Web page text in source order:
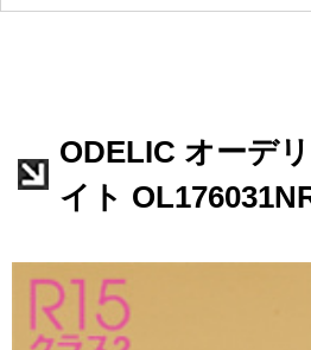
ODELIC オーデ
イト